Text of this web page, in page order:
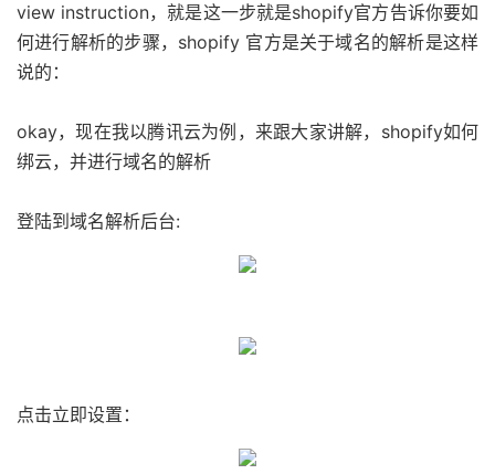
view instruction，就是这一步就是shopify官方告诉你要如
何进行解析的步骤，shopify 官方是关于域名的解析是这样
说的：
okay，现在我以腾讯云为例，来跟大家讲解，shopify如何
绑云，并进行域名的解析
登陆到域名解析后台:
点击立即设置：